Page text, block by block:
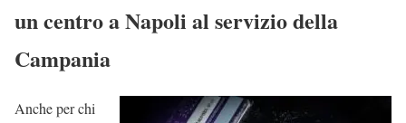
un centro a Napoli al servizio della
Campania
Anche per chi